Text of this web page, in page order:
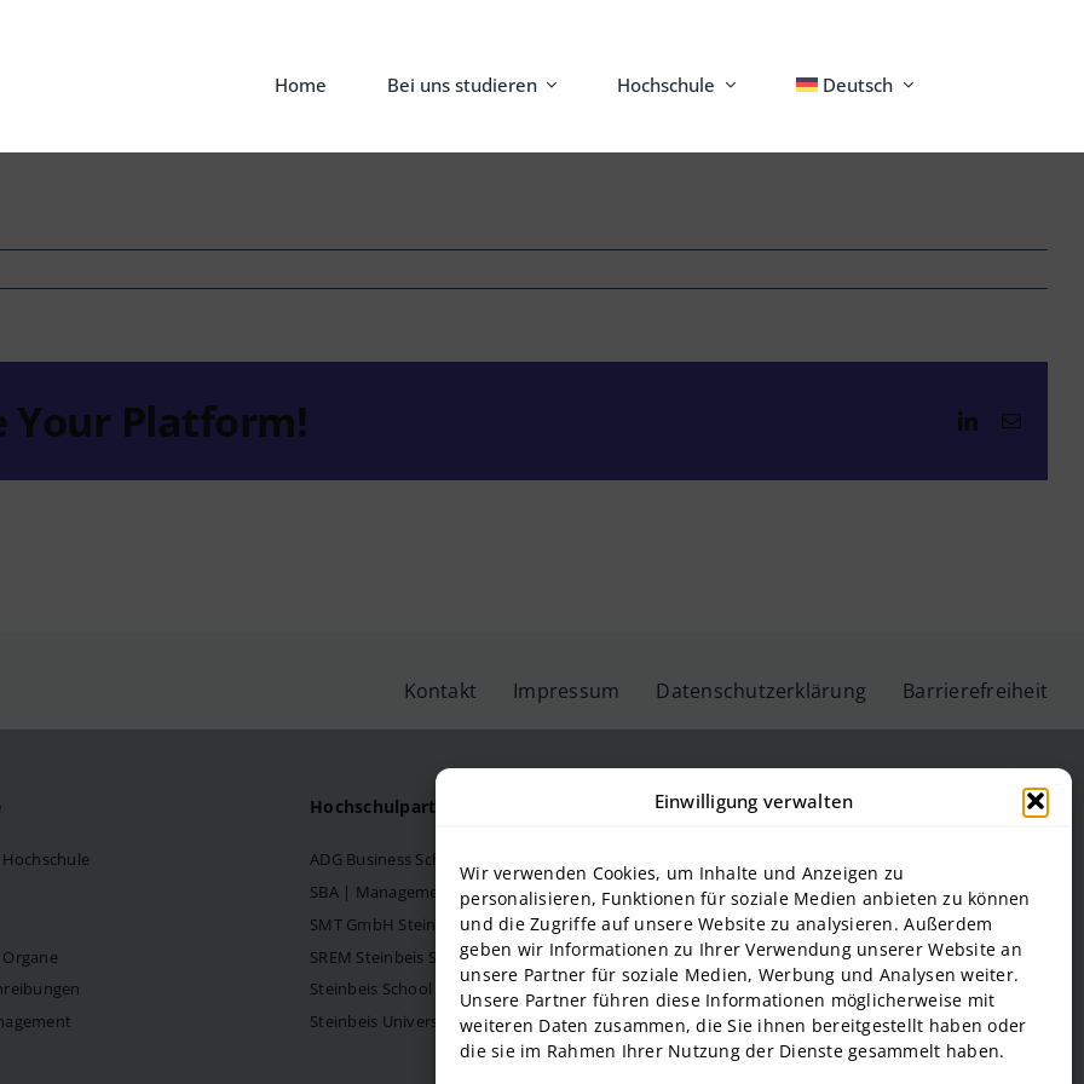
Einwilligung verwalten
Wir verwenden Cookies, um Inhalte und Anzeigen zu
personalisieren, Funktionen für soziale Medien anbieten zu können
und die Zugriffe auf unsere Website zu analysieren. Außerdem
geben wir Informationen zu Ihrer Verwendung unserer Website an
unsere Partner für soziale Medien, Werbung und Analysen weiter.
Unsere Partner führen diese Informationen möglicherweise mit
weiteren Daten zusammen, die Sie ihnen bereitgestellt haben oder
die sie im Rahmen Ihrer Nutzung der Dienste gesammelt haben.
Home Bei uns studieren Hochschule Deutsch
Your Platform! LinkedIn
E-
Kontakt Impressum Datenschutzerklärung Barrierefreiheit
Hochschulpartner
ADG Business School an der Steinbeis-Hochschule GmbH
SBA | Management School der Steinbeis Hochschule
SMT GmbH Steinbeis School of Management and Technology
SREM Steinbeis School für Real Estate and Management gGmbH
Steinbeis School of International Business and Entrepreneurship (SIBE) GmbH
Steinbeis University – Schools of Next Practices GmbH